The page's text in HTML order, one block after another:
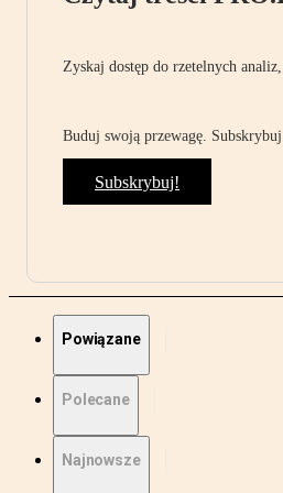
Zyskaj dostęp do rzetelnych
Buduj swoją przewagę.
Subskrybuj!
Powiązane
Polecane
Najnowsze